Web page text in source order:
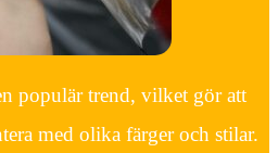
populär trend, vilket gör att
med olika färger och stilar.